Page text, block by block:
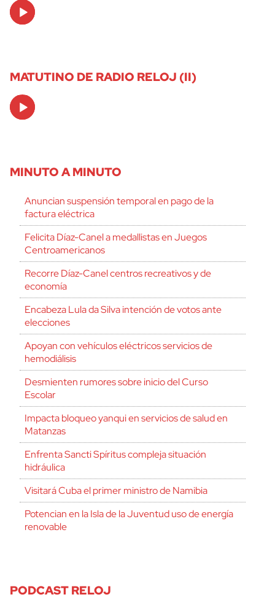
Audio
Player
MATUTINO DE RADIO RELOJ (II)
Audio
Player
MINUTO A MINUTO
Anuncian suspensión temporal en pago de la
factura eléctrica
Felicita Díaz-Canel a medallistas en Juegos
Centroamericanos
Recorre Díaz-Canel centros recreativos y de
economía
Encabeza Lula da Silva intención de votos ante
elecciones
Apoyan con vehículos eléctricos servicios de
hemodiálisis
Desmienten rumores sobre inicio del Curso
Escolar
Impacta bloqueo yanqui en servicios de salud en
Matanzas
Enfrenta Sancti Spíritus compleja situación
hidráulica
Visitará Cuba el primer ministro de Namibia
Potencian en la Isla de la Juventud uso de energía
renovable
PODCAST RELOJ